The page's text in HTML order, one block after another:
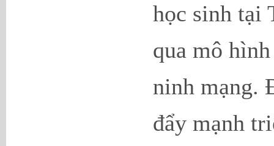
học sinh tại
qua mô
ninh mạng.
đẩy mạnh